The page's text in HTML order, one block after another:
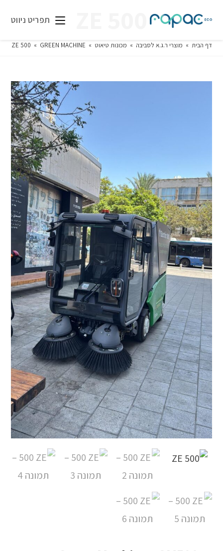
תפריט ניווט
דף הבית » מוצרי ר.ג.א לסביבה » מכונות טיאוט »
GREEN MACHINE
»
500 ZE